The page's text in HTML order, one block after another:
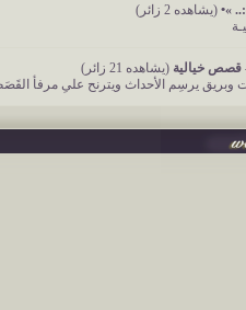
»• (يشاهده 2 زائر)
قصص خيالية (يشاهده 21 زائر)
وبريق يرسِم الأحداث ويترنح علىِ مرفأ